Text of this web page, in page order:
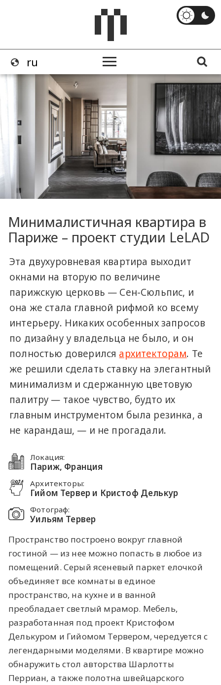
Минималистичная квартира в
Париже – проект студии LeLAD
Эта двухуровневая квартира выходит
окнами на вторую по величине
парижскую церковь — Сен-Сюльпис, и
она же стала главной рифмой ко всему
интерьеру. Никаких особенных запросов
по дизайну у владельца не было, и он
полностью доверился архитекторам. Те
же решили сделать ставку на элегантный
минимализм и сдержанную цветовую
палитру — такое чувство, будто их
главным инструментом была резинка, а
не карандаш, — и не прогадали.
Локация:
Париж, Франция
Архитекторы:
Гийом Тервер и Кристоф Делькур
Фотограф:
Уильям Тервер
Пространство построено вокруг главной
гостиной — из нее можно попасть в любое из
помещений. Серый ясеневый паркет елочкой
объединяет все комнаты в единое
пространство, на кухне и в ванной
преобладает светлый мрамор. Мебель,
разработанная под проект Кристофом
Делькуром и Гийомом Тервером, чередуется с
легендарными моделями. В квартире можно
обнаружить стол авторства Шарлотты
Перриан, а также полотна швейцарского